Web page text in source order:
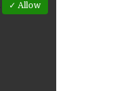
✓ Allow